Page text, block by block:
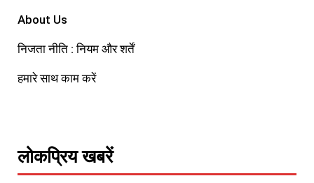
About Us
निजता नीति : नियम और शर्तें
हमारे साथ काम करें
लोकप्रिय खबरें